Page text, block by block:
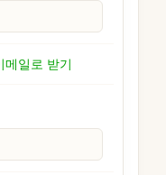
메일로 받기